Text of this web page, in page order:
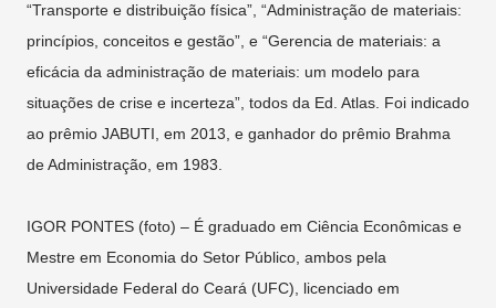
“Transporte e distribuição física”, “Administração de materiais:
princípios, conceitos e gestão”, e “Gerencia de materiais: a
eficácia da administração de materiais: um modelo para
situações de crise e incerteza”, todos da Ed. Atlas. Foi indicado
ao prêmio JABUTI, em 2013, e ganhador do prêmio Brahma
de Administração, em 1983.
IGOR PONTES (foto) – É graduado em Ciência Econômicas e
Mestre em Economia do Setor Público, ambos pela
Universidade Federal do Ceará (UFC), licenciado em